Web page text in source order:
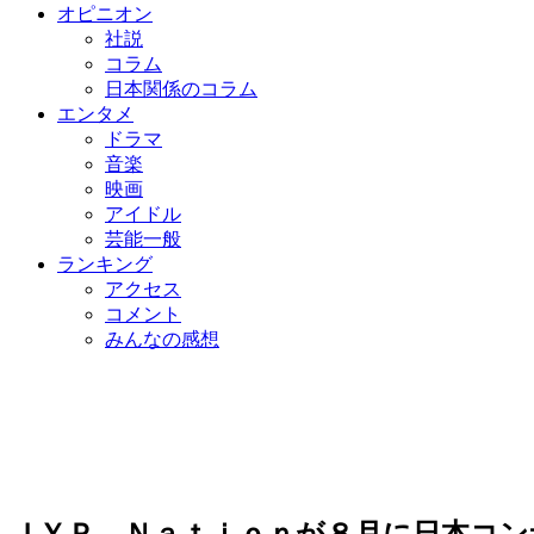
オピニオン
社説
コラム
日本関係のコラム
エンタメ
ドラマ
音楽
映画
アイドル
芸能一般
ランキング
アクセス
コメント
みんなの感想